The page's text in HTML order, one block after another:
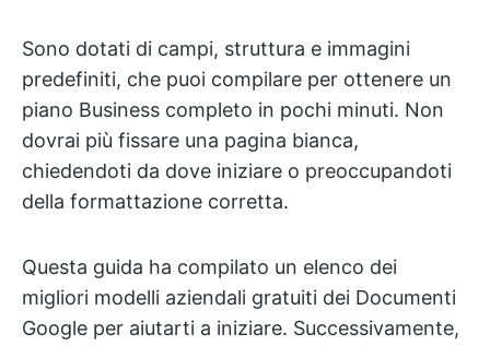
Sono dotati di campi, struttura e immagini
predefiniti, che puoi compilare per ottenere un
piano Business completo in pochi minuti. Non
dovrai più fissare una pagina bianca,
chiedendoti da dove iniziare o preoccupandoti
della formattazione corretta.
Questa guida ha compilato un elenco dei
migliori modelli aziendali gratuiti dei Documenti
Google per aiutarti a iniziare. Successivamente,